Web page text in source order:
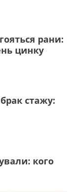
рани:
цинку
стажу:
кого